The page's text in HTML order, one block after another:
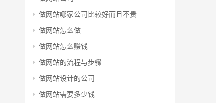
做网站哪家公司比较好而且不贵
做网站怎么做
做网站怎么赚钱
做网站的流程与步骤
做网站设计的公司
做网站需要多少钱